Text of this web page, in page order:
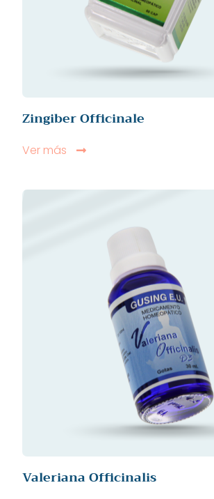
Zingiber Officinale
Ver más
Valeriana Officinalis